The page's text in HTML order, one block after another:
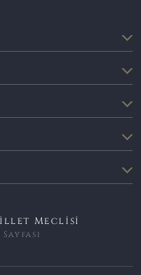
Meclisi